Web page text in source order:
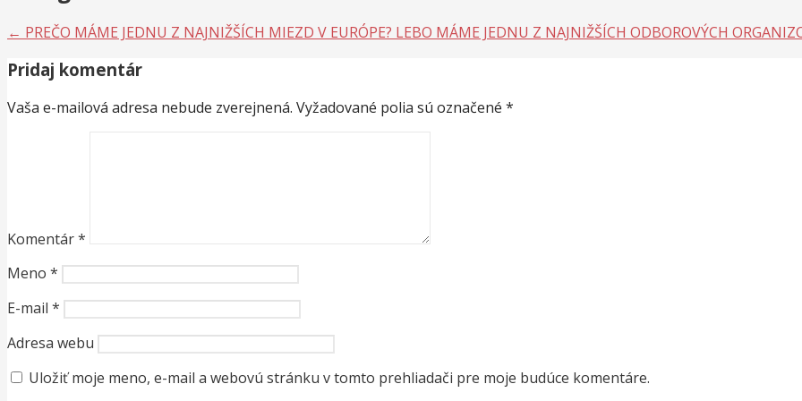
← PREČO MÁME JEDNU Z NAJNIŽŠÍCH MIEZD V EURÓPE? LEBO MÁME JEDNU Z NAJNIŽŠÍCH ODBOROVÝCH
Pridaj komentár
Vaša e-mailová adresa nebude zverejnená. Vyžadované polia sú označené *
Komentár*
Meno *
E-mail *
Adresa webu
Uložiť moje meno, e-mail a webovú stránku v tomto prehliadači pre moje budúce komentáre.